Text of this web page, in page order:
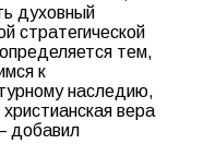
духовный
стратегической
тем,
к
наследию,
вера
добавил